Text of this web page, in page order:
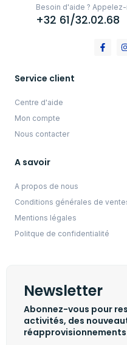
Besoin d'aide ? Appelez-
+32 61/32.02.68
Service client
Centre d'aide
Mon compte
Nous contacter
A savoir
A propos de nous
Conditions générales de
Mentions légales
Politque de confidentialité
Newsletter
Abonnez-vous pour
activités, des